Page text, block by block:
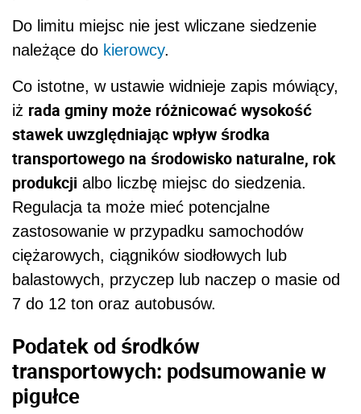
Do limitu miejsc nie jest wliczane siedzenie
należące do kierowcy.
Co istotne, w ustawie widnieje zapis mówiący,
iż rada gminy może różnicować wysokość
stawek uwzględniając wpływ środka
transportowego na środowisko naturalne, rok
produkcji albo liczbę miejsc do siedzenia.
Regulacja ta może mieć potencjalne
zastosowanie w przypadku samochodów
ciężarowych, ciągników siodłowych lub
balastowych, przyczep lub naczep o masie od
7 do 12 ton oraz autobusów.
Podatek od środków
transportowych: podsumowanie w
pigułce